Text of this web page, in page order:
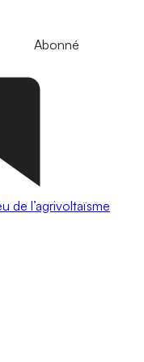
Abonné
de l’agrivoltaïsme